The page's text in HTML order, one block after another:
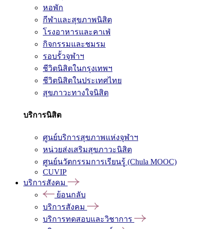
หอพัก
กีฬาและสุขภาพนิสิต
โรงอาหารและคาเฟ่
กิจกรรมและชมรม
รอบรั้วจุฬาฯ
ชีวิตนิสิตในกรุงเทพฯ
ชีวิตนิสิตในประเทศไทย
สุขภาวะทางใจนิสิต
บริการนิสิต
ศูนย์บริการสุขภาพแห่งจุฬาฯ
หน่วยส่งเสริมสุขภาวะนิสิต
ศูนย์นวัตกรรมการเรียนรู้ (Chula MOOC)
CUVIP
บริการสังคม
ย้อนกลับ
บริการสังคม
บริการทดสอบและวิชาการ